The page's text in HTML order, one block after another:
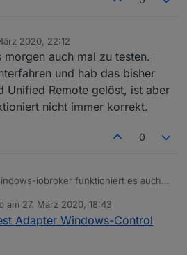
2020, 22:12
auch mal zu testen.
und hab das bisher
Unified Remote gelöst, ist aber
nicht immer korrekt.
0
iobroker funktioniert es auch
- man kann auch z.b.
?chk=chrome" aufrufen
ob dieses programm läuft
?
am 27. März 2020, 18:43
editiert von
Adapter Windows-Control